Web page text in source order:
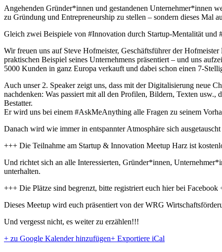
Angehenden Gründer*innen und gestandenen Unternehmer*innen
zu Gründung und Entrepreneurship zu stellen – sondern dieses Mal
Gleich zwei Beispiele von #Innovation durch Startup-Mentalität und
Wir freuen uns auf Steve Hofmeister, Geschäftsführer der
praktischen Beispiel seines Unternehmens präsentiert – und uns
5000 Kunden in ganz Europa verkauft und dabei schon einen 7-
Auch unser 2. Speaker zeigt uns, dass mit der Digitalisierung neue
nachdenken: Was passiert mit all den Profilen, Bildern, Texten
Bestatter.
Er wird uns bei einem #AskMeAnything alle Fragen zu seinem
Danach wird wie immer in entspannter Atmosphäre sich
+++ Die Teilnahme am Startup & Innovation Meetup Harz ist
Und richtet sich an alle Interessierten, Gründer*innen,
unterhalten.
+++ Die Plätze sind begrenzt, bitte registriert euch hier bei Facebook
Dieses Meetup wird euch präsentiert von der WRG
Und vergesst nicht, es weiter zu erzählen!!!
+ zu Google Kalender hinzufügen+ Exportiere iCal